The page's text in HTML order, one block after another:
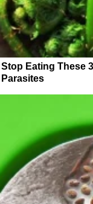
Stop Eating These
Parasites